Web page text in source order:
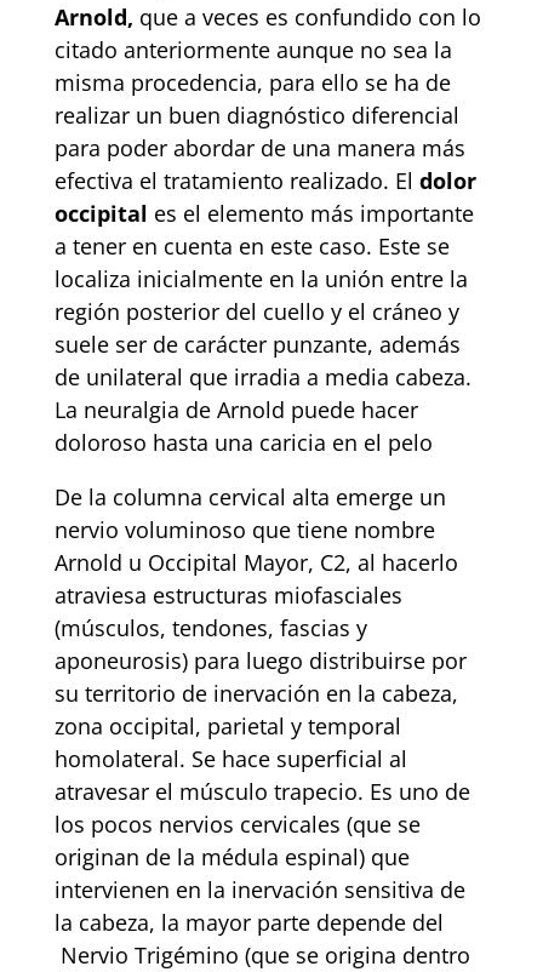
Arnold, que a veces es confundido con lo
citado anteriormente aunque no sea la
misma procedencia, para ello se ha de
realizar un buen diagnóstico diferencial
para poder abordar de una manera más
efectiva el tratamiento realizado. El dolor
occipital es el elemento más importante
a tener en cuenta en este caso. Este se
localiza inicialmente en la unión entre la
región posterior del cuello y el cráneo y
suele ser de carácter punzante, además
de unilateral que irradia a media cabeza.
La neuralgia de Arnold puede hacer
doloroso hasta una caricia en el pelo
De la columna cervical alta emerge un
nervio voluminoso que tiene nombre
Arnold u Occipital Mayor, C2, al hacerlo
atraviesa estructuras miofasciales
(músculos, tendones, fascias y
aponeurosis) para luego distribuirse por
su territorio de inervación en la cabeza,
zona occipital, parietal y temporal
homolateral. Se hace superficial al
atravesar el músculo trapecio. Es uno de
los pocos nervios cervicales (que se
originan de la médula espinal) que
intervienen en la inervación sensitiva de
la cabeza, la mayor parte depende del
Nervio Trigémino (que se origina dentro